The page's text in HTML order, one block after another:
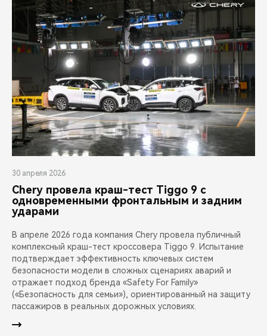
30 апреля 2026
Chery провела краш-тест Tiggo 9 с
одновременными фронтальным и задним
ударами
В апреле 2026 года компания Chery провела публичный
комплексный краш-тест кроссовера Tiggo 9. Испытание
подтверждает эффективность ключевых систем
безопасности модели в сложных сценариях аварий и
отражает подход бренда «Safety For Family»
(«Безопасность для семьи»), ориентированный на защиту
пассажиров в реальных дорожных условиях.